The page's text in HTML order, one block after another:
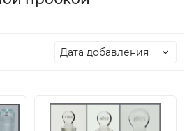
Дата добавления